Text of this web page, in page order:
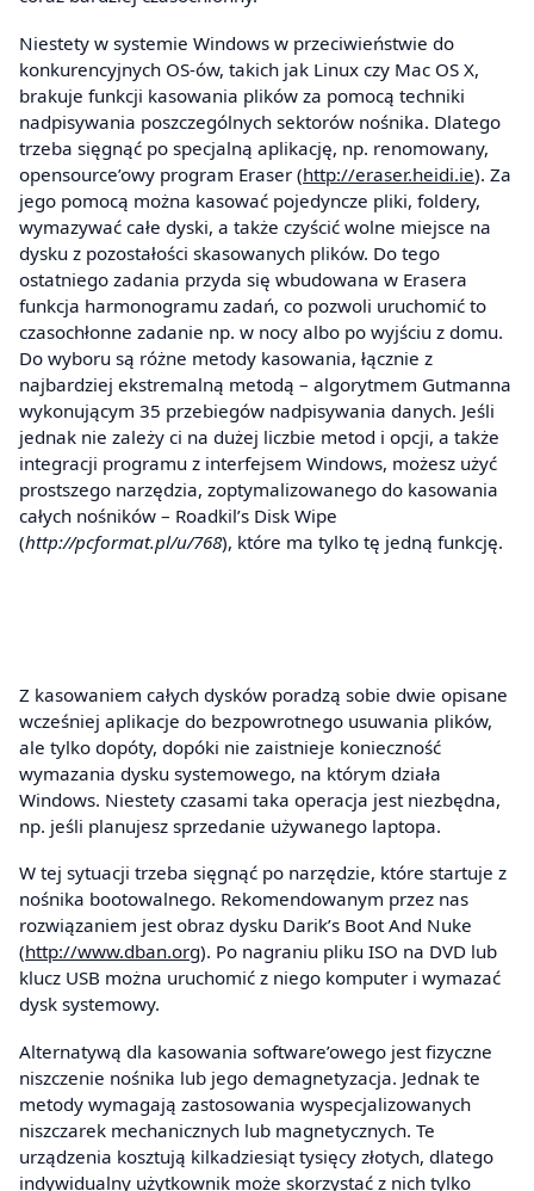
Niestety w systemie Windows w przeciwieństwie do
konkurencyjnych OS-ów, takich jak Linux czy Mac OS X,
brakuje funkcji kasowania plików za pomocą techniki
nadpisywania poszczególnych sektorów nośnika. Dlatego
trzeba sięgnąć po specjalną aplikację, np. renomowany,
opensource’owy program Eraser (http://eraser.heidi.ie). Za
jego pomocą można kasować pojedyncze pliki, foldery,
wymazywać całe dyski, a także czyścić wolne miejsce na
dysku z pozostałości skasowanych plików. Do tego
ostatniego zadania przyda się wbudowana w Erasera
funkcja harmonogramu zadań, co pozwoli uruchomić to
czasochłonne zadanie np. w nocy albo po wyjściu z domu.
Do wyboru są różne metody kasowania, łącznie z
najbardziej ekstremalną metodą – algorytmem Gutmanna
wykonującym 35 przebiegów nadpisywania danych. Jeśli
jednak nie zależy ci na dużej liczbie metod i opcji, a także
integracji programu z interfejsem Windows, możesz użyć
prostszego narzędzia, zoptymalizowanego do kasowania
całych nośników – Roadkil’s Disk Wipe
(http://pcformat.pl/u/768), które ma tylko tę jedną funkcję.
Z kasowaniem całych dysków poradzą sobie dwie opisane
wcześniej aplikacje do bezpowrotnego usuwania plików,
ale tylko dopóty, dopóki nie zaistnieje konieczność
wymazania dysku systemowego, na którym działa
Windows. Niestety czasami taka operacja jest niezbędna,
np. jeśli planujesz sprzedanie używanego laptopa.
W tej sytuacji trzeba sięgnąć po narzędzie, które startuje z
nośnika bootowalnego. Rekomendowanym przez nas
rozwiązaniem jest obraz dysku Darik’s Boot And Nuke
(http://www.dban.org). Po nagraniu pliku ISO na DVD lub
klucz USB można uruchomić z niego komputer i wymazać
dysk systemowy.
Alternatywą dla kasowania software’owego jest fizyczne
niszczenie nośnika lub jego demagnetyzacja. Jednak te
metody wymagają zastosowania wyspecjalizowanych
niszczarek mechanicznych lub magnetycznych. Te
urządzenia kosztują kilkadziesiąt tysięcy złotych, dlatego
indywidualny użytkownik może skorzystać z nich tylko